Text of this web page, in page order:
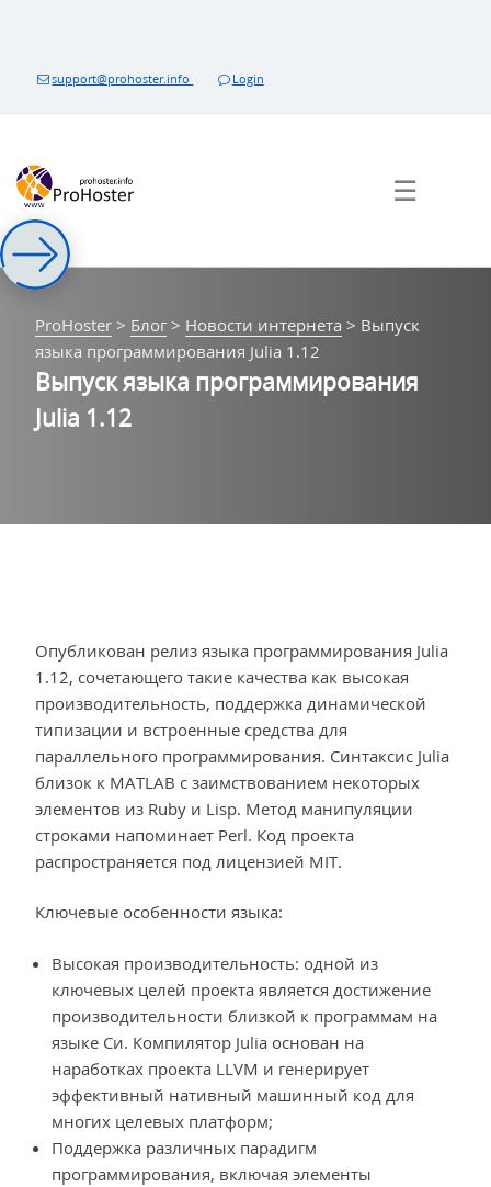
support@prohoster.info Login
☰
ProHoster > Блог > Новости интернета > Выпуск
языка программирования Julia 1.12
Выпуск языка программирования
Julia 1.12
Опубликован релиз языка программирования Julia
1.12, сочетающего такие качества как высокая
производительность, поддержка динамической
типизации и встроенные средства для
параллельного программирования. Синтаксис Julia
близок к MATLAB с заимствованием некоторых
элементов из Ruby и Lisp. Метод манипуляции
строками напоминает Perl. Код проекта
распространяется под лицензией MIT.
Ключевые особенности языка:
Высокая производительность: одной из
ключевых целей проекта является достижение
производительности близкой к программам на
языке Си. Компилятор Julia основан на
наработках проекта LLVM и генерирует
эффективный нативный машинный код для
многих целевых платформ;
Поддержка различных парадигм
программирования, включая элементы